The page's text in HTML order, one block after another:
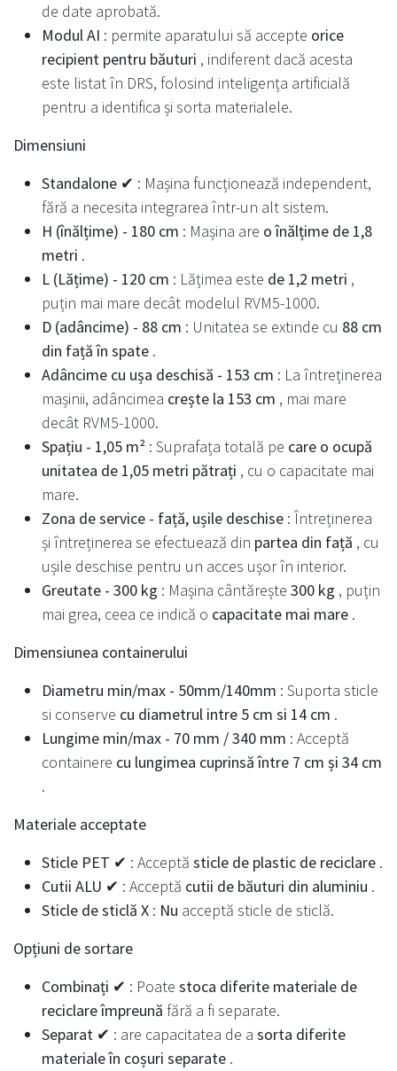
de date aprobată.
Modul AI : permite aparatului să accepte orice
recipient pentru băuturi , indiferent dacă acesta
este listat în DRS, folosind inteligența artificială
pentru a identifica și sorta materialele.
Dimensiuni
Standalone ✔ : Mașina funcționează independent,
fără a necesita integrarea într-un alt sistem.
H (înălțime) - 180 cm : Mașina are o înălțime de 1,8
metri .
L (Lățime) - 120 cm : Lățimea este de 1,2 metri ,
puțin mai mare decât modelul RVM5-1000.
D (adâncime) - 88 cm : Unitatea se extinde cu 88 cm
din față în spate .
Adâncime cu ușa deschisă - 153 cm : La întreținerea
mașinii, adâncimea crește la 153 cm , mai mare
decât RVM5-1000.
Spațiu - 1,05 m² : Suprafața totală pe care o ocupă
unitatea de 1,05 metri pătrați , cu o capacitate mai
mare.
Zona de service - față, ușile deschise : Întreținerea
și întreținerea se efectuează din partea din față , cu
ușile deschise pentru un acces ușor în interior.
Greutate - 300 kg : Mașina cântărește 300 kg , puțin
mai grea, ceea ce indică o capacitate mai mare .
Dimensiunea containerului
Diametru min/max - 50mm/140mm : Suporta sticle
si conserve cu diametrul intre 5 cm si 14 cm .
Lungime min/max - 70 mm / 340 mm : Acceptă
containere cu lungimea cuprinsă între 7 cm și 34 cm
.
Materiale acceptate
Sticle PET ✔ : Acceptă sticle de plastic de reciclare .
Cutii ALU ✔ : Acceptă cutii de băuturi din aluminiu .
Sticle de sticlă X : Nu acceptă sticle de sticlă.
Opțiuni de sortare
Combinați ✔ : Poate stoca diferite materiale de
reciclare împreună fără a fi separate.
Separat ✔ : are capacitatea de a sorta diferite
materiale în coșuri separate .